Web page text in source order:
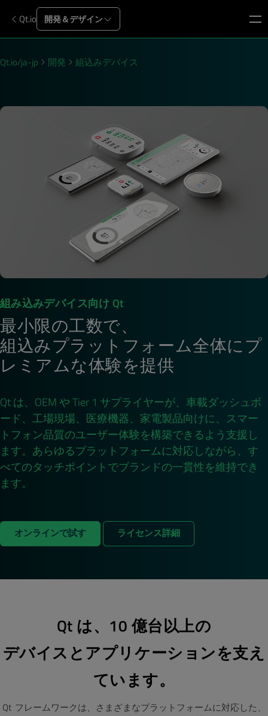
Qt.io 開発＆デザイン
Qt.io/ja-jp 開発 組込みデバイス
組み込みデバイス向け Qt
最小限の工数で、
組込みプラットフォーム全体にプ
レミアムな体験を提供
Qt は、OEM や Tier 1 サプライヤーが、車載ダッシュボ
ード、工場現場、医療機器、家電製品向けに、スマー
トフォン品質のユーザー体験を構築できるよう支援し
ます。あらゆるプラットフォームに対応しながら、す
べてのタッチポイントでブランドの一貫性を維持でき
ます。
オンラインで試す ライセンス詳細
Qt は、10 億台以上の
デバイスとアプリケーションを支え
ています。
Qt フレームワークは、さまざまなプラットフォームに対応した、